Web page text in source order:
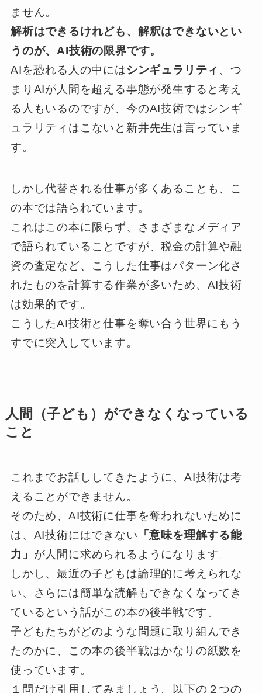
ません。
解析はできるけれども、解釈はできないとい
うのが、AI技術の限界です。
AIを恐れる人の中にはシンギュラリティ 、つ
まりAIが人間を超える事態が発生すると考え
る人もいるのですが、今のAI技術ではシンギ
ュラリティはこないと新井先生は言っていま
す。
しかし代替される仕事が多くあることも、こ
の本では語られています。
これはこの本に限らず、さまざまなメディア
で語られていることですが、税金の計算や融
資の査定など、こうした仕事はパターン化さ
れたものを計算する作業が多いため、AI技術
は効果的です。
こうしたAI技術と仕事を奪い合う世界にもう
すでに突入しています。
人間（子ども）ができなくなっている
こと
これまでお話ししてきたように、AI技術は考
えることができません。
そのため、AI技術に仕事を奪われないために
は、AI技術にはできない 「意味を理解する能
力」 が人間に求められるようになります。
しかし、最近の子どもは論理的に考えられな
い、さらには簡単な読解もできなくなってき
ているという話がこの本の後半戦です。
子どもたちがどのような問題に取り組んでき
たのかに、この本の後半戦はかなりの紙数を
使っています。
１問だけ引用してみましょう。以下の２つの